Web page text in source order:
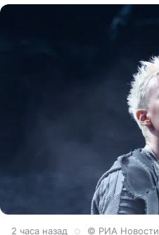
2 часа назад © РИА Новости